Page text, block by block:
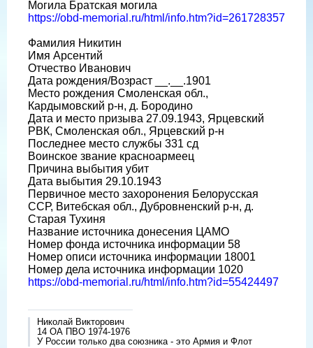
Могила Братская могила
https://obd-memorial.ru/html/info.htm?id=261728357
Фамилия Никитин
Имя Арсентий
Отчество Иванович
Дата рождения/Возраст __.__.1901
Место рождения Смоленская обл.,
Кардымовский р-н, д. Бородино
Дата и место призыва 27.09.1943, Ярцевский
РВК, Смоленская обл., Ярцевский р-н
Последнее место службы 331 сд
Воинское звание красноармеец
Причина выбытия убит
Дата выбытия 29.10.1943
Первичное место захоронения Белорусская
ССР, Витебская обл., Дубровненский р-н, д.
Старая Тухиня
Название источника донесения ЦАМО
Номер фонда источника информации 58
Номер описи источника информации 18001
Номер дела источника информации 1020
https://obd-memorial.ru/html/info.htm?id=55424497
Николай Викторович
14 ОА ПВО 1974-1976
У России только два союзника - это Армия и Флот